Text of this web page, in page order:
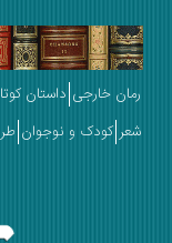
خارجی داستان کوتاه تاریخ
کودک و نوجوان طرح جلد